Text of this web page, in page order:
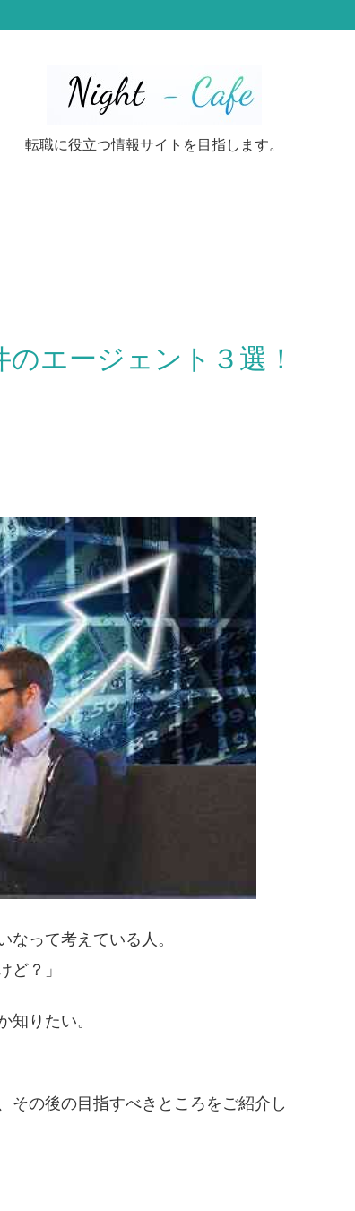
転職に役立つ情報サイトを目指します。
エージェント３選！
なって考えている人。
ど？」
りたい。
その後の目指すべきところをご紹介し